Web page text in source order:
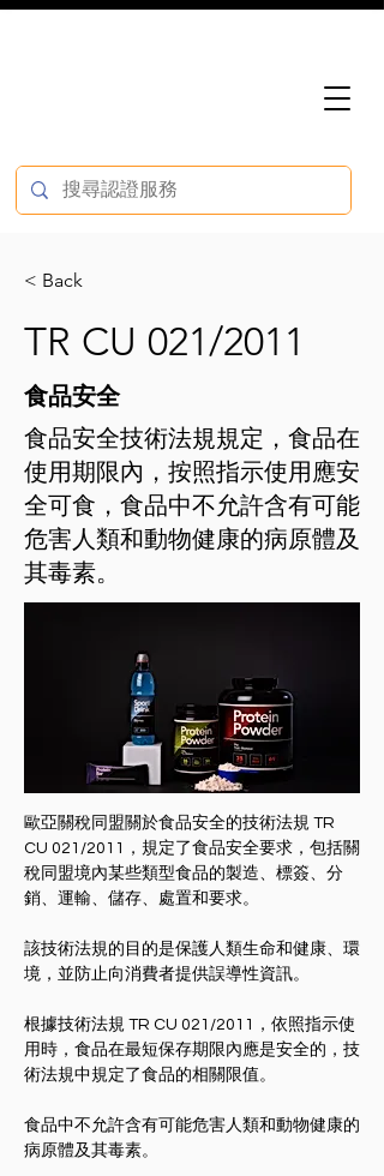
< Back
TR CU 021/2011
食品安全
食品安全技術法規規定，食品在
使用期限內，按照指示使用應安
全可食，食品中不允許含有可能
危害人類和動物健康的病原體及
其毒素。
歐亞關稅同盟關於食品安全的技術法規 TR
CU 021/2011，規定了食品安全要求，包括關
稅同盟境內某些類型食品的製造、標簽、分
銷、運輸、儲存、處置和要求。
該技術法規的目的是保護人類生命和健康、環
境，並防止向消費者提供誤導性資訊。
根據技術法規 TR CU 021/2011，依照指示使
用時，食品在最短保存期限內應是安全的，技
術法規中規定了食品的相關限值。
食品中不允許含有可能危害人類和動物健康的
病原體及其毒素。